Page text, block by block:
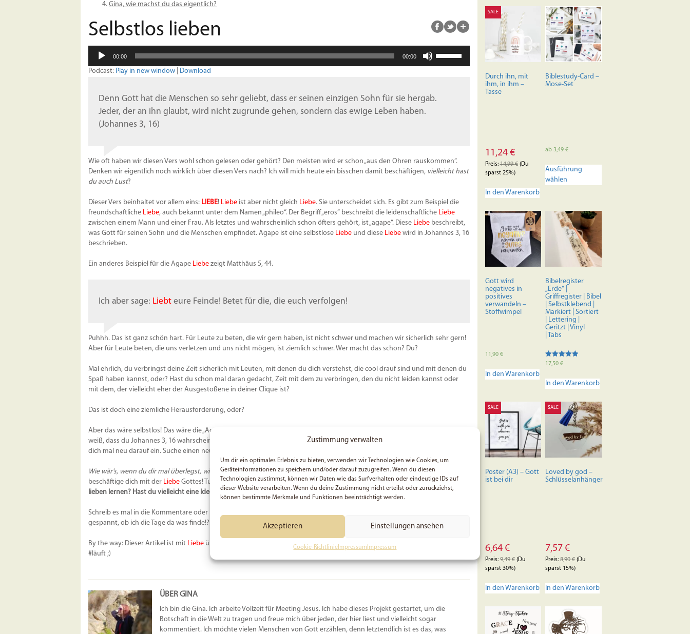
Zustimmung verwalten
Um dir ein optimales Erlebnis zu bieten, verwenden wir Technologien wie Cookies, um
Geräteinformationen zu speichern und/oder darauf zuzugreifen. Wenn du diesen
Technologien zustimmst, können wir Daten wie das Surfverhalten oder eindeutige IDs auf
dieser Website verarbeiten. Wenn du deine Zustimmung nicht erteilst oder zurückziehst,
können bestimmte Merkmale und Funktionen beeinträchtigt werden.
Akzeptieren Einstellungen ansehen
Cookie-Richtlinie Impressum Impressum
Gina, wie machst du das eigentlich?
Selbstlos lieben
Audio-
Player
00:00 00:00
Hoch/Runter
Lautstärke
Podcast: Play in new window Download
Denn Gott hat die Menschen so sehr geliebt, dass er seinen einzigen Sohn für sie hergab.
Jeder, der an ihn glaubt, wird nicht zugrunde gehen, sondern das ewige Leben haben.
(Johannes 3, 16)
Wie oft haben wir diesen Vers wohl schon gelesen oder gehört? Den meisten wird er schon „aus den Ohren rauskommen“.
Denken wir eigentlich noch wirklich über diesen Vers nach? Ich will mich heute ein bisschen damit beschäftigen, vielleicht hast
du auch Lust?
Dieser Vers beinhaltet vor allem eins: LIEBE! Liebe ist aber nicht gleich Liebe. Sie unterscheidet sich. Es gibt zum Beispiel die
freundschaftliche Liebe, auch bekannt unter dem Namen „phileo“. Der Begriff „eros“ beschreibt die leidenschaftliche Liebe
zwischen einem Mann und einer Frau. Als letztes und wahrscheinlich schon öfters gehört, ist „agape“. Diese Liebe beschreibt,
was Gott für seinen Sohn und die Menschen empfindet. Agape ist eine selbstlose Liebe und diese Liebe wird in Johannes 3, 16
beschrieben.
Ein anderes Beispiel für die Agape Liebe zeigt Matthäus 5, 44.
Ich aber sage: Liebt eure Feinde! Betet für die, die euch verfolgen!
Puhhh. Das ist ganz schön hart. Für Leute zu beten, die wir gern haben, ist nicht schwer und machen wir sicherlich sehr gern!
Aber für Leute beten, die uns verletzen und uns nicht mögen, ist ziemlich schwer. Wer macht das schon? Du?
Mal ehrlich, du verbringst deine Zeit sicherlich mit Leuten, mit denen du dich verstehst, die cool drauf sind und mit denen du
Spaß haben kannst, oder? Hast du schon mal daran gedacht, Zeit mit dem zu verbringen, den du nicht leiden kannst oder
mit dem, der vielleicht eher der Ausgestoßene in deiner Clique ist?
Das ist doch eine ziemliche Herausforderung, oder?
Aber das wäre selbstlos! Das wäre die „Agape“-
weiß, dass du Johannes 3, 16 wahrscheinlich im Schlaf aufsagen kannst, aber gib dem Vers doch mal ’ne neue Chance und lass
dich mal neu darauf ein. Suche einen neuen Blickwinkel!
Wie wär’s, wenn du dir mal überlegst, wie du Agape-Liebezeigen kannst?Lass mal deinen Egoismus hinter Dir und
beschäftige dich mit der Liebe Gottes! Tue Gutes und fang an zu lieben!Vielleicht können wir als Community gemeinsam
lieben lernen? Hast du vielleicht eine Idee? Gibt es etwas, was wir gemeinsam tun können?
Schreib es mal in die Kommentare oder poste deine Ideen, Bilder, Videos unter den Hashtags
gespannt, ob ich die Tage da was finde!?
By the way: Dieser Artikel ist mit Liebe überfüllt. Mir ist aufgefallen, dass ich allein das Wort Liebe
#läuft ;)
ÜBER GINA
Ich bin die Gina. Ich arbeite Vollzeit für Meeting Jesus. Ich habe dieses Projekt gestartet, um die
Botschaft in die Welt zu tragen und freue mich über jeden, der hier liest und vielleicht sogar
kommentiert. Ich möchte vielen Menschen von Gott erzählen, denn letztendlich ist es das, was
SALE
Durch ihn, mit
ihm, in ihm –
Tasse
11,24 €
Preis:14,99€(Du
sparst 25%)
In den Warenkorb
Biblestudy-Card –
Mose-Set
ab3,49€
Ausführung
wählen
auf.
auf
werden
Gott wird
negatives in
positives
verwandeln –
Stoffwimpel
11,90 €
In den Warenkorb
Bibelregister
„Erde“ |
Griffregister | Bibel
| Selbstklebend |
Markiert | Sortiert
| Lettering |
Geritzt | Vinyl
| Tabs
Bewertet mit
17,50€
In den Warenkorb
SALE
Poster (A3) – Gott
ist bei dir
6,64 €
Preis:9,49€(Du
sparst 30%)
In den Warenkorb
SALE
Loved by god –
Schlüsselanhänger
7,57€
Preis:8,90€(Du
sparst 15%)
In den Warenkorb